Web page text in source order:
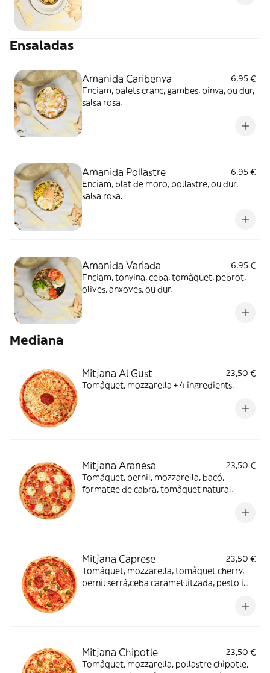
Ensaladas
Amanida Caribenya
6,95 €
Enciam, palets cranc, gambes, pinya, ou dur,
salsa rosa.
Amanida Pollastre
6,95 €
Enciam, blat de moro, pollastre, ou dur,
salsa rosa.
Amanida Variada
6,95 €
Enciam, tonyina, ceba, tomàquet, pebrot,
olives, anxoves, ou dur.
Mediana
Mitjana Al Gust
23,50 €
Tomàquet, mozzarella + 4 ingredients.
Mitjana Aranesa
23,50 €
Tomàquet, pernil, mozzarella, bacó,
formatge de cabra, tomàquet natural.
Mitjana Caprese
23,50 €
Tomàquet, mozzarella, tomàquet cherry,
pernil serrà,ceba caramel·litzada, pesto i
Mitjana Chipotle
23,50 €
Tomàquet, mozzarella, pollastre chipotle,